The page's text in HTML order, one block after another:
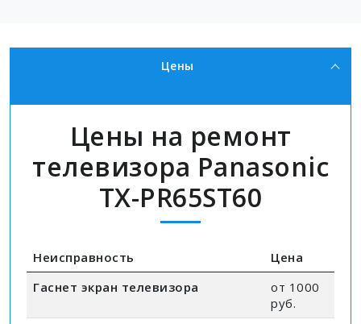
Цены
Цены на ремонт
телевизора Panasonic
TX-PR65ST60
Неисправность
Цена
Гаснет экран телевизора
от 1000
руб.